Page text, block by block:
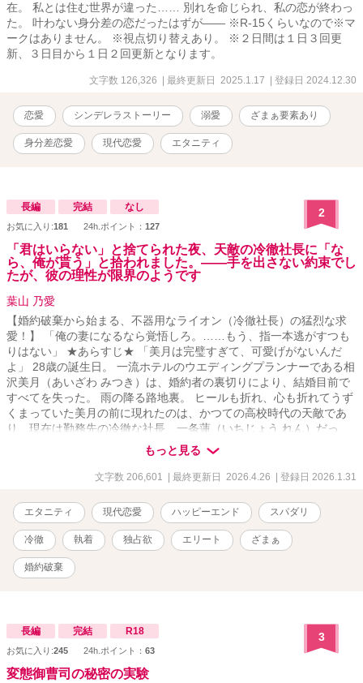
在。 私とは住む世界が違った…… 別れを命じられ、私の恋が終わっ
た。 叶わない身分差の恋だったはずが―― ※R-15くらいなので※マ
ークはありません。 ※視点切り替えあり。 ※２日間は１日３回更
新、３日目から１日２回更新となります。
文字数 126,326 | 最終更新日 2025.1.17 | 登録日 2024.12.30
恋愛 シンデレラストーリー 溺愛 ざまぁ要素あり
身分差恋愛 現代恋愛 エタニティ
長編 完結 なし
お気に入り:181 24h.ポイント： 127
2
「君はいらない」と捨てられた夜、天敵の冷徹社長に「な
ら、俺が貰う」と拾われました。――手を出さない約束でし
たが、彼の理性が限界のようです
葉山 乃愛
【婚約破棄から始まる、不器用なライオン（冷徹社長）の猛烈な求
愛！】 「俺の妻になるなら覚悟しろ。……もう、指一本逃がすつも
りはない」 ★あらすじ★ 「美月は完璧すぎて、可愛げがないんだ
よ」 28歳の誕生日。 一流ホテルのウエディングプランナーである相
沢美月（あいざわ みつき）は、婚約者の裏切りにより、結婚目前で
すべてを失った。 雨の降る路地裏。 ヒールも折れ、心も折れてうず
くまっていた美月の前に現れたのは、かつての高校時代の天敵であ
り、現在は勤務先の冷徹な社長 一条蓮（いちじょう れん）だっ
た。 「捨て猫以下だな」 そう憎まれ口を叩きながらも、彼は泥だら
けの美月を躊躇なく抱き上げ、最高級ペントハウスへと連れ帰る。
そして、彼が突きつけたのは、あまりにも強引な提案だった。 「住
役を演じろ」 利害の一致した契約関係。 条件は「お互いに干渉しな
いこと」、そして「決して手を出さないこと」。 ……のはずだった
のに。 「髪、濡れたままだと風邪を引く」 「あんな男のために泣く
な。顔が台無しだ」 同居生活で見えてきたのは、冷徹な仮面の下に
隠された、不器用すぎるほどの優しさと独占欲。 美月が作った手料
理を誰よりも美味しそうに食べ、元婚約者が復縁を迫ってくれば
る雷雨の夜。 美月が不用意に彼に触れた瞬間、一条の理性のタガが
外れてしまい――。 「……手を出さない約束？ 撤回だ」 「そんな無
防備な顔で見つめて、何もしないでいられるほど、俺は聖人君子じ
ゃない」 10年越しの片思いをこじらせたハイスペック社長 × 仕事熱
もっと見る
文字数 206,601 | 最終更新日 2026.4.26 | 登録日 2026.1.31
エタニティ 現代恋愛 ハッピーエンド スパダリ
冷徹 執着 独占欲 エリート ざまぁ
婚約破棄
長編 完結 R18
お気に入り:245 24h.ポイント： 63
3
変態御曹司の秘密の実験